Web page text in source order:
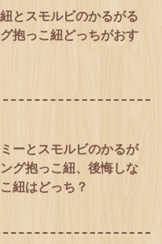
とスモルビのかるがる
抱っこ紐どっちがおす
ーとスモルビのかるが
グ抱っこ紐、後悔しな
紐はどっち？